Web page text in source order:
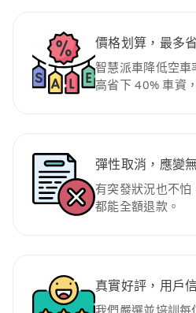
價格划算，最多
智慧派車降低空車
高省下 40% 車資
彈性取消，應變
有突發狀況也不怕
都能全額退款。
真實好評，用戶